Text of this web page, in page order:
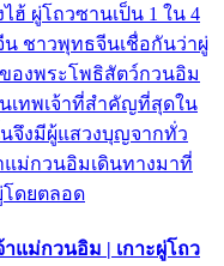
ฮ้ ผู่โถวซานเป็น 1 ใน 4
ชาวพุทธจีนเชื่อกันว่าผู่
องพระโพธิสัตว์กวนอิม
เทพเจ้าที่สำคัญที่สุดใน
จึงมีผู้แสวงบุญจากทั่ว
แม่กวนอิมเดินทางมาที่
โดยตลอด
แม่กวนอิม | เกาะผู่โถว